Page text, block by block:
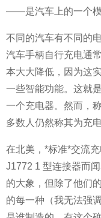
——是汽车上的一个模
不同的汽车有不同的
汽车手柄自行充电通
本大大降低，因为这
一些智能功能。这就
一个充电器。然而，
多数人仍然称其为充电
在北美，*标准*交流
J1772 1 型连接器而
的大象，但除了他们
的每一种（我无法强